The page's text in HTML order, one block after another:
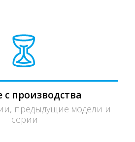
с производства
предыдущие модели и
серии